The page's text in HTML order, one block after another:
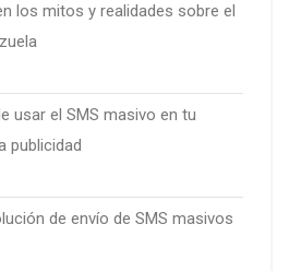
los mitos y realidades sobre el
usar el SMS masivo en tu
publicidad
de envío de SMS masivos